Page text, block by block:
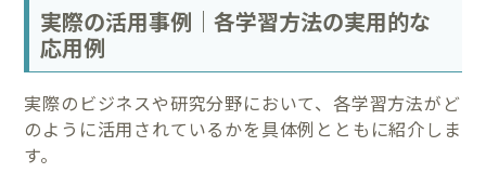
実際の活用事例｜各学習方法の実用的な
応用例
実際のビジネスや研究分野において、各学習方法がど
のように活用されているかを具体例とともに紹介しま
す。